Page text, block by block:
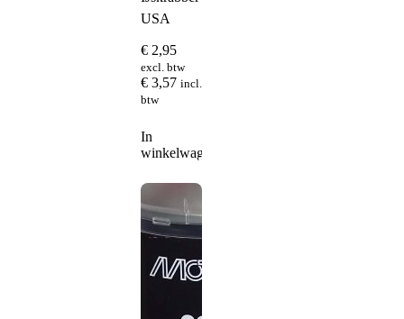
USA
€ 2,95
excl. btw
€ 3,57 incl.
btw
In
winkelwagen